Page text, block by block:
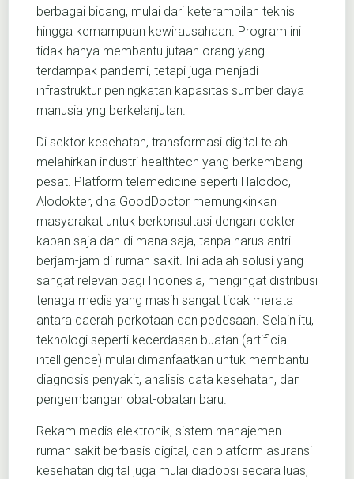
berbagai bidang, mulai dari keterampilan teknis
hingga kemampuan kewirausahaan. Program ini
tidak hanya membantu jutaan orang yang
terdampak pandemi, tetapi juga menjadi
infrastruktur peningkatan kapasitas sumber daya
manusia yng berkelanjutan.
Di sektor kesehatan, transformasi digital telah
melahirkan industri healthtech yang berkembang
pesat. Platform telemedicine seperti Halodoc,
Alodokter, dna GoodDoctor memungkinkan
masyarakat untuk berkonsultasi dengan dokter
kapan saja dan di mana saja, tanpa harus antri
berjam-jam di rumah sakit. Ini adalah solusi yang
sangat relevan bagi Indonesia, mengingat distribusi
tenaga medis yang masih sangat tidak merata
antara daerah perkotaan dan pedesaan. Selain itu,
teknologi seperti kecerdasan buatan (artificial
intelligence) mulai dimanfaatkan untuk membantu
diagnosis penyakit, analisis data kesehatan, dan
pengembangan obat-obatan baru.
Rekam medis elektronik, sistem manajemen
rumah sakit berbasis digital, dan platform asuransi
kesehatan digital juga mulai diadopsi secara luas,